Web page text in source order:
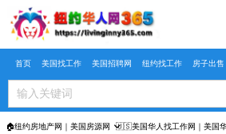
Skip to main content
首页 美国找工作 美国招聘网 纽约找工作 房子出售
🏠纽约房地产网｜美国房源网 🇺🇸美国华人找工作网｜美国